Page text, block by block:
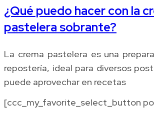
¿Qué puedo hacer con la
pastelera sobrante?
La crema pastelera es una
repostería, ideal para diversos
puede aprovechar en recetas
[ccc_my_favorite_select_button